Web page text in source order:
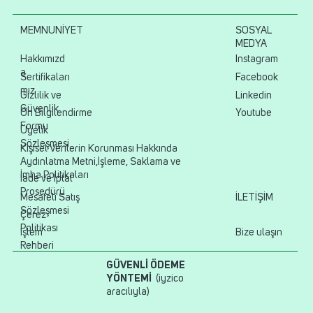
GÜVENLİ ÖDEME
YÖNTEMİ (iyzico
aracılıyla)
Hakkımızd
a
Sertifikaları
mız
MEMNUNİYET
Gizlilik ve
Güvenlik
Ön Bilgilendirme
Formu
Üyelik
Sözleşmesi
Kişisel Verilerin Korunması Hakkında
Aydınlatma Metni,İşleme, Saklama ve
İmha Politikaları
İade ve İptal
Prosedürü
Mesafeli Satış
Sözleşmesi
Çerez
Politikası
İşlem
Rehberi
SOSYAL
MEDYA
Instagram
Facebook
Linkedin
Youtube
İLETİŞİM
Bize ulaşın